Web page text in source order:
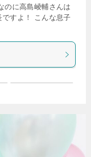
のに高島崚輔さんは
すよ！ こんな息子